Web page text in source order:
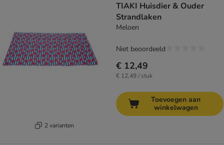
2 varianten
TIAKI Huisdier & Ouder
Strandlaken
Meloen
€ 12,49
€ 12,49 / stuk
Niet beoordeeld
Toevoegen aan
winkelwagen